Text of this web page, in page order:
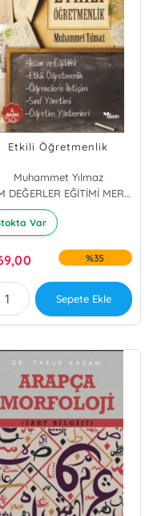
Etkili Öğretmenlik
Muhammet Yılmaz
DEM DEĞERLER EĞİTİMİ MERKEZİ YAYINLARI
Var
%35
Sepete Ekle